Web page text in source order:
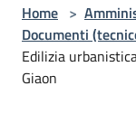
Home >
Documenti
Edilizia
Giaon